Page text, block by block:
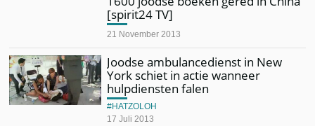
[spirit24 TV]
21 November 2013
Joodse ambulancedienst in New
York schiet in actie wanneer
hulpdiensten falen
17 Juli 2013
HATZOLOH